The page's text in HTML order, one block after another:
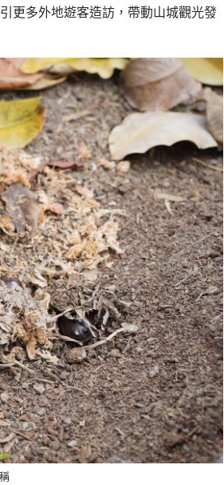
更多外地遊客造訪，帶動山城觀光發